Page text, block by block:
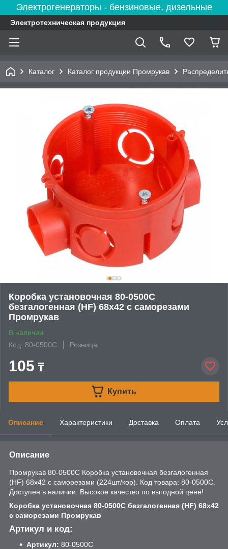
Электрогенераторы - бензиновые, дизельные
Электротехническая продукция
Каталог Каталог продукции Промрукав
Коробка установочная 80-0500С
безгалогенная (HF) 68х42 с саморезами
Промрукав
В наличии
Код: 80-0500С
Розница
105 ₸
Купить
Описание Характеристики Доставка Оплата
Описание
Промрукав 80-0500С Коробка установочная безгалогенная
(HF) 68х42 с саморезами (224шт/кор). Код товара: 80-0500С.
Доступен в наличии. Высокое качество по выгодной цене!
Коробка установочная 80-0500С безгалогенная (HF) 68х42
с саморезами Промрукав
Артикул и код:
Артикул: 80-0500С